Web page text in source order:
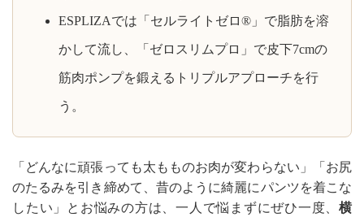
ESPLIZAでは「セルライトゼロ®」で脂肪を溶
かして流し、「ゼロスリムプロ」で皮下7cmの
筋肉ポンプを鍛えるトリプルアプローチを行
う。
「どんなに頑張っても太もものお肉が変わらない」「お尻
のたるみを引き締めて、昔のように綺麗にパンツを着こな
したい」とお悩みの方は、一人で悩まずにぜひ一度、 横